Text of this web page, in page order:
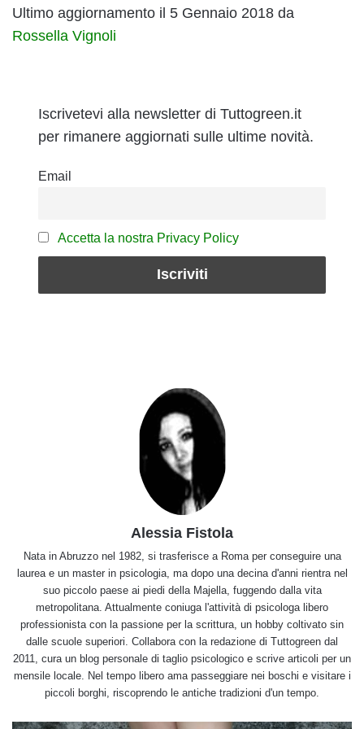
Ultimo aggiornamento il 5 Gennaio 2018 da
Rossella Vignoli
Iscrivetevi alla newsletter di Tuttogreen.it
per rimanere aggiornati sulle ultime novità.
Email
Accetta la nostra Privacy Policy
Alessia Fistola
Nata in Abruzzo nel 1982, si trasferisce a Roma per conseguire una
laurea e un master in psicologia, ma dopo una decina d'anni rientra nel
suo piccolo paese ai piedi della Majella, fuggendo dalla vita
metropolitana. Attualmente coniuga l'attività di psicologa libero
professionista con la passione per la scrittura, un hobby coltivato sin
dalle scuole superiori. Collabora con la redazione di Tuttogreen dal
2011, cura un blog personale di taglio psicologico e scrive articoli per un
mensile locale. Nel tempo libero ama passeggiare nei boschi e visitare i
piccoli borghi, riscoprendo le antiche tradizioni d'un tempo.